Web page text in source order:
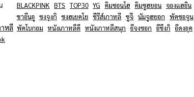
หลี
BLACKPINK BTS TOP30 YG คิมซอนโฮ คิมซูฮยอน จองแฮอิน
ชาอึนอู ซงจุงกิ ซงฮเยคโย ซีรีส์เกาหลี ซูจี นัมจูฮยอก พัคซอจุน
พัคโบกอม หนังเกาหลีดี หนังเกาหลีสนุก อีจงซอก อีซึงกิ อีดงอุค